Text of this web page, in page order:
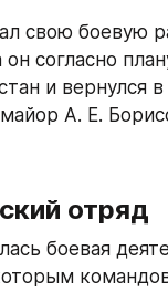
свою боевую
он согласно
и вернулся
А. Е.
отряд
боевая